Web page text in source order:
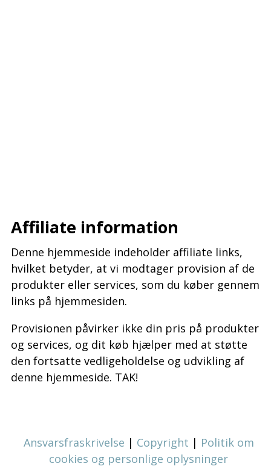
Affiliate information
Denne hjemmeside indeholder affiliate links,
hvilket betyder, at vi modtager provision af de
produkter eller services, som du køber gennem
links på hjemmesiden.
Provisionen påvirker ikke din pris på produkter
og services, og dit køb hjælper med at støtte
den fortsatte vedligeholdelse og udvikling af
denne hjemmeside. TAK!
Ansvarsfraskrivelse | Copyright | Politik om
cookies og personlige oplysninger